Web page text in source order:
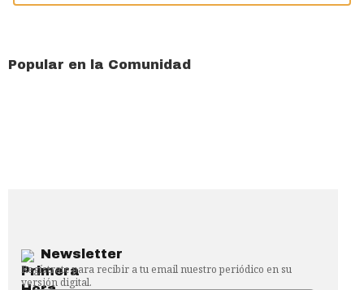
Popular en la Comunidad
Newsletter
Regístrate para recibir a tu email nuestro periódico en su
versión digital.